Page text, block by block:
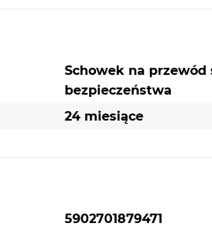
Schowek na przewód
bezpieczeństwa
24 miesiące
5902701879471